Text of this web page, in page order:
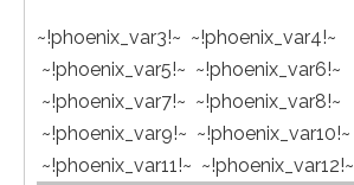
~!phoenix_var3!~ ~!phoenix_var4!~
~!phoenix_var5!~ ~!phoenix_var6!~
~!phoenix_var7!~ ~!phoenix_var8!~
~!phoenix_var9!~ ~!phoenix_var10!~
~!phoenix_var11!~ ~!phoenix_var12!~